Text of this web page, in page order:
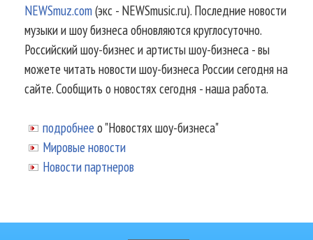
NEWSmuz.com(экс - NEWSmusic.ru). Последние новости
музыки и шоу бизнеса обновляются круглосуточно.
Российский шоу-бизнес и артисты шоу-бизнеса - вы
можете читать новости шоу-бизнеса России сегодня на
сайте. Сообщить о новостях сегодня - наша работа.
подробнее о "Новостях шоу-бизнеса"
Мировые новости
Новости партнеров